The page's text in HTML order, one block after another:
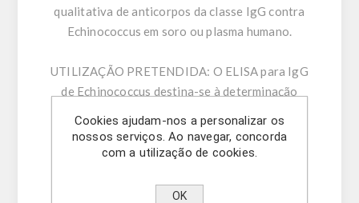
qualitativa de anticorpos da classe IgG contra
Echinococcus em soro ou plasma humano.
UTILIZAÇÃO PRETENDIDA: O ELISA para IgG
de Echinococcus destina-se à determinação
Echinococcus em soro ou plasma humano
(citrato, heparina).
INFORMAÇÃO GERAL:
Cookies ajudam-nos a personalizar os
nossos serviços. Ao navegar, concorda
com a utilização de cookies.
OK